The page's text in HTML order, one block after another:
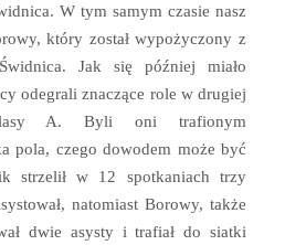
W tym samym czasie nasz
który został wypożyczony z
Jak się później miało
odegrali znaczące role w drugiej
A. Byli oni trafionym
pola, czego dowodem może być
strzelił w 12 spotkaniach trzy
natomiast Borowy, także
dwie asysty i trafiał do siatki